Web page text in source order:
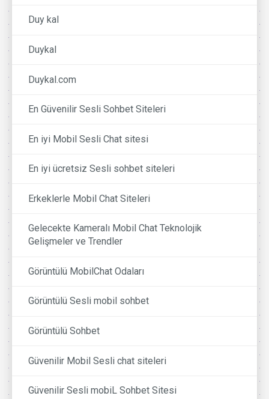
Duy kal
Duykal
Duykal.com
En Güvenilir Sesli Sohbet Siteleri
En iyi Mobil Sesli Chat sitesi
En iyi ücretsiz Sesli sohbet siteleri
Erkeklerle Mobil Chat Siteleri
Gelecekte Kameralı Mobil Chat Teknolojik
Gelişmeler ve Trendler
Görüntülü MobilChat Odaları
Görüntülü Sesli mobil sohbet
Görüntülü Sohbet
Güvenilir Mobil Sesli chat siteleri
Güvenilir Sesli mobiL Sohbet Sitesi